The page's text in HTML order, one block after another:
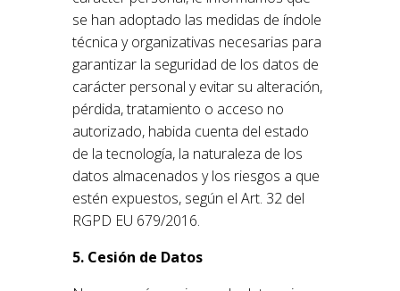
se han adoptado las medidas de índole
técnica y organizativas necesarias para
garantizar la seguridad de los datos de
carácter personal y evitar su alteración,
pérdida, tratamiento o acceso no
autorizado, habida cuenta del estado
de la tecnología, la naturaleza de los
datos almacenados y los riesgos a que
estén expuestos, según el Art. 32 del
RGPD EU 679/2016.
5. Cesión de Datos